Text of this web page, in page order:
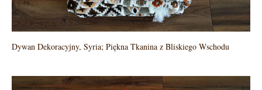
Dywan Dekoracyjny, Syria; Piękna Tkanina z Bliskiego Wschodu